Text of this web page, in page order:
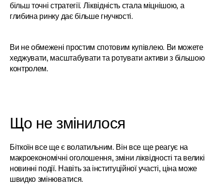
більш точні стратегії. Ліквідність стала міцнішою, а
глибина ринку дає більше гнучкості.
Ви не обмежені простим спотовим купівлею. Ви можете
хеджувати, масштабувати та ротувати активи з більшою
контролем.
Що не змінилося
Біткоїн все ще є волатильним. Він все ще реагує на
макроекономічні оголошення, зміни ліквідності та великі
новинні події. Навіть за інституційної участі, ціна може
швидко змінюватися.